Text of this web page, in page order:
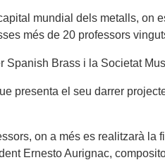
mundial dels metalls,
més de 20 professors
Brass i la Societat
presenta el seu darrer
on a més es realitzarà
Ernesto Aurignac,